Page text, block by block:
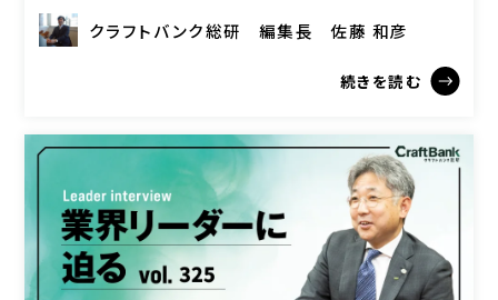
クラフトバンク総研 編集長 佐藤 和彦
続きを読む